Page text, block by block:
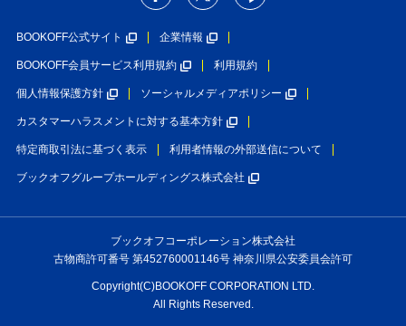
BOOKOFF公式サイト 企業情報
BOOKOFF会員サービス利用規約 利用規約
個人情報保護方針 ソーシャルメディアポリシー
カスタマーハラスメントに対する基本方針
特定商取引法に基づく表示 利用者情報の外部送信について
ブックオフグループホールディングス株式会社
ブックオフコーポレーション株式会社
古物商許可番号 第452760001146号 神奈川県公安委員会許可
Copyright(C)BOOKOFF CORPORATION LTD.
All Rights Reserved.